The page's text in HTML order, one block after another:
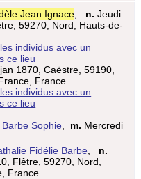
Jean Ignace n. Jeudi
59270, Nord, Hauts-de-
1870, Caëstre, 59190,
France
Barbe Sophie m. Mercredi
Fidélie Barbe
n.
Flêtre, 59270, Nord,
France